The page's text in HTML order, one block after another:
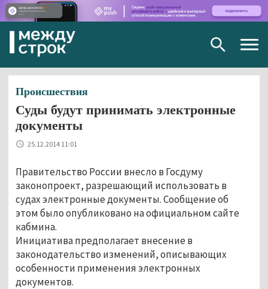
Происшествия
Суды будут принимать электронные
документы
25.12.2014 11:01
Правительство России внесло в Госдуму
законопроект, разрешающий использовать в
судах электронные документы. Сообщение об
этом было опубликовано на официальном сайте
кабмина.
Инициатива предполагает внесение в
законодательство изменений, описывающих
особенности применения электронных
документов.